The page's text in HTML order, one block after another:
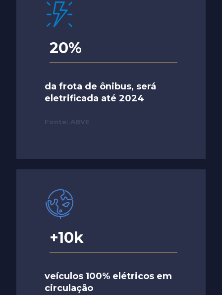
20%
da frota de ônibus, será
eletrificada até 2024
Fonte: ABVE
+10k
veículos 100% elétricos em
circulação